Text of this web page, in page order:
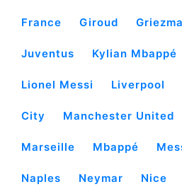
France Giroud
Juventus Kylian Mbappé
Lionel Messi Liverpool
City Manchester United
Marseille Mbappé
Naples Neymar Nice